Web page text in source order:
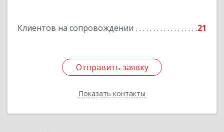
Клиентов на сопровождении 21
Отправить заявку
Показать контакты
Отправить заявку
Назад